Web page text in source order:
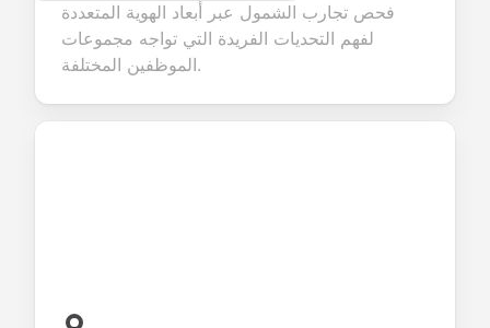
فحص تجارب الشمول عبر أبعاد الهوية المتعددة
لفهم التحديات الفريدة التي تواجه مجموعات
الموظفين المختلفة.